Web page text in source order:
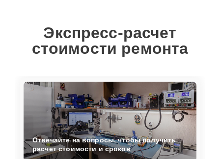
Экспресс-расчет
стоимости ремонта
Отвечайте на вопросы, чтобы получить
расчет стоимости и сроков